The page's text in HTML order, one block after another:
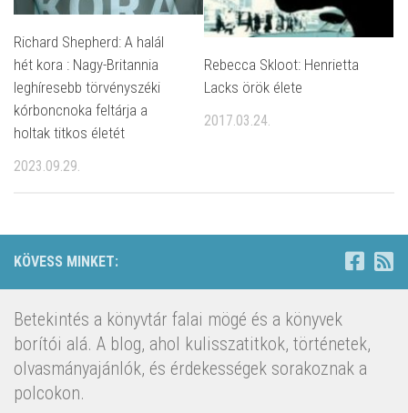
Richard Shepherd: A halál
hét kora : Nagy-Britannia
leghíresebb törvényszéki
kórboncnoka feltárja a
holtak titkos életét
2023.09.29.
Rebecca Skloot: Henrietta
Lacks örök élete
2017.03.24.
KÖVESS MINKET:
Betekintés a könyvtár falai mögé és a könyvek
borítói alá. A blog, ahol kulisszatitkok, történetek,
olvasmányajánlók, és érdekességek sorakoznak a
polcokon.